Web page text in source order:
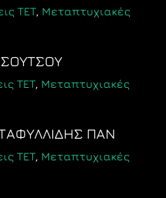
ΤΕΤ, Μεταπτυχιακές
ΤΕΤ, Μεταπτυχιακές
ΠΑΝ
ΤΕΤ, Μεταπτυχιακές